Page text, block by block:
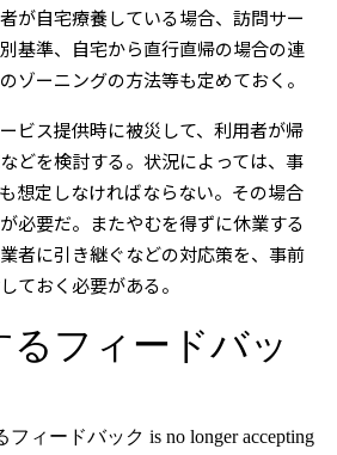
が自宅療養している場合、訪問サー
基準、自宅から直行直帰の場合の連
ゾーニングの方法等も定めておく。
ビス提供時に被災して、利用者が帰
どを検討する。状況によっては、事
想定しなければならない。その場合
必要だ。またやむを得ずに休業する
者に引き継ぐなどの対応策を、事前
ておく必要がある。